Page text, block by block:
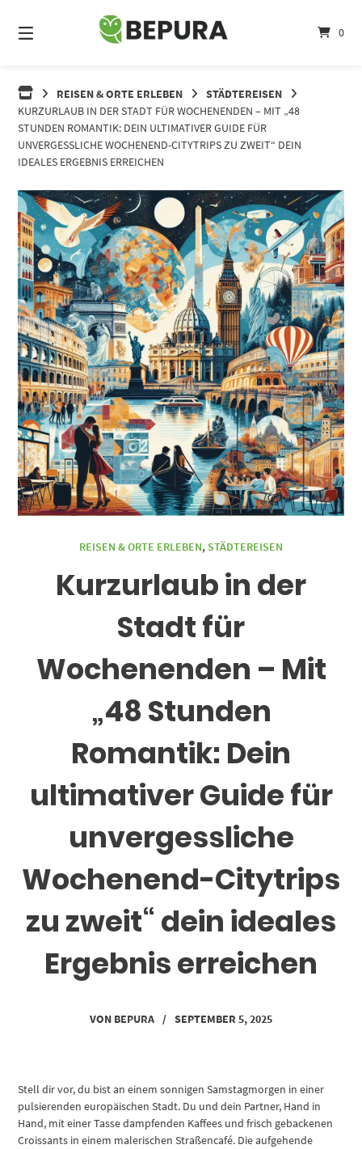
zum
Inhalt
0
REISEN & ORTE ERLEBEN
STÄDTEREISEN
KURZURLAUB IN DER STADT FÜR WOCHENENDEN – MIT „48
STUNDEN ROMANTIK: DEIN ULTIMATIVER GUIDE FÜR
UNVERGESSLICHE WOCHENEND-CITYTRIPS ZU ZWEIT“ DEIN
IDEALES ERGEBNIS ERREICHEN
REISEN & ORTE ERLEBEN, STÄDTEREISEN
Kurzurlaub in der
Stadt für
Wochenenden – Mit
„48 Stunden
Romantik: Dein
ultimativer Guide für
unvergessliche
Wochenend-Citytrips
zu zweit“ dein ideales
Ergebnis erreichen
VON BEPURA / SEPTEMBER 5, 2025
Stell dir vor, du bist an einem sonnigen Samstagmorgen in einer
pulsierenden europäischen Stadt. Du und dein Partner, Hand in
Hand, mit einer Tasse dampfenden Kaffees und frisch gebackenen
Croissants in einem malerischen Straßencafé. Die aufgehende